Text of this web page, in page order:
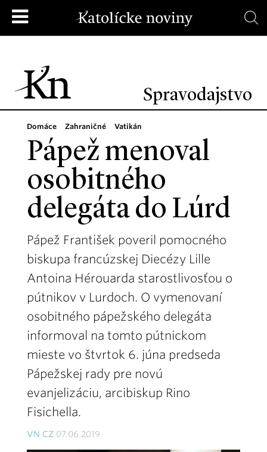
Spravodajstvo
Domáce Zahraničné Vatikán
Pápež menoval
osobitného
delegáta do Lúrd
Pápež František poveril pomocného
biskupa francúzskej Diecézy Lille
Antoina Hérouarda starostlivosťou o
pútnikov v Lurdoch. O vymenovaní
osobitného pápežského delegáta
informoval na tomto pútnickom
mieste vo štvrtok 6. júna predseda
Pápežskej rady pre novú
evanjelizáciu, arcibiskup Rino
Fisichella.
VN CZ 07.06.2019